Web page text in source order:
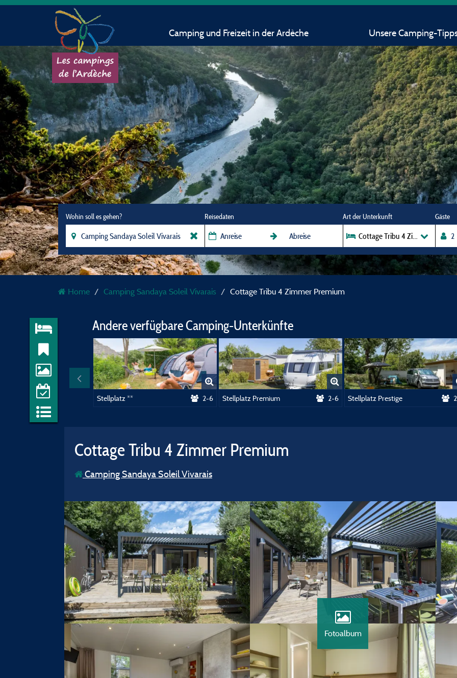
Camping und Freizeit in der Ardèche Unsere Camping-
Wohin soll es gehen? Reisedaten Art der Unterkunft
Cottage Tribu 4 Zimmer Premium
Gäste
Home Camping Sandaya Soleil Vivarais Cottage Tribu 4 Zimmer Premium
Andere verfügbare Camping-Unterkünfte
Stellplatz ** 2-6 Stellplatz Premium 2-6 Stellplatz Prestige
Cottage Tribu 4 Zimmer Premium
Camping Sandaya Soleil Vivarais
Fotoalbum